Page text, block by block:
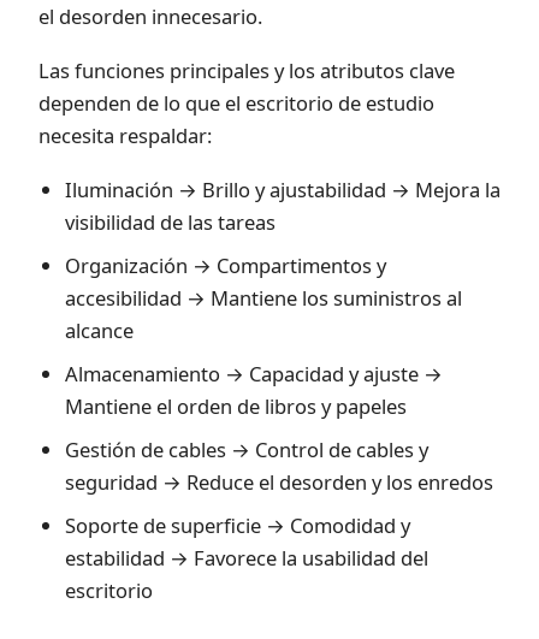
el desorden innecesario.
Las funciones principales y los atributos clave
dependen de lo que el escritorio de estudio
necesita respaldar:
Iluminación → Brillo y ajustabilidad → Mejora la
visibilidad de las tareas
Organización → Compartimentos y
accesibilidad → Mantiene los suministros al
alcance
Almacenamiento → Capacidad y ajuste →
Mantiene el orden de libros y papeles
Gestión de cables → Control de cables y
seguridad → Reduce el desorden y los enredos
Soporte de superficie → Comodidad y
estabilidad → Favorece la usabilidad del
escritorio